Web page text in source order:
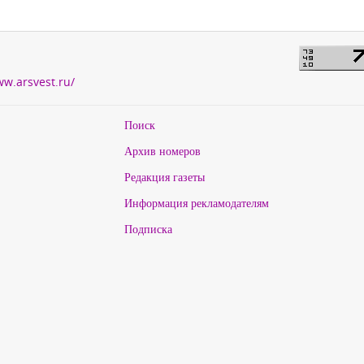
Поиск
Архив номеров
Редакция газеты
Информация рекламодателям
Подписка